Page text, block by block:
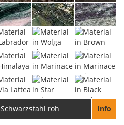
Schwarzstahl roh Info